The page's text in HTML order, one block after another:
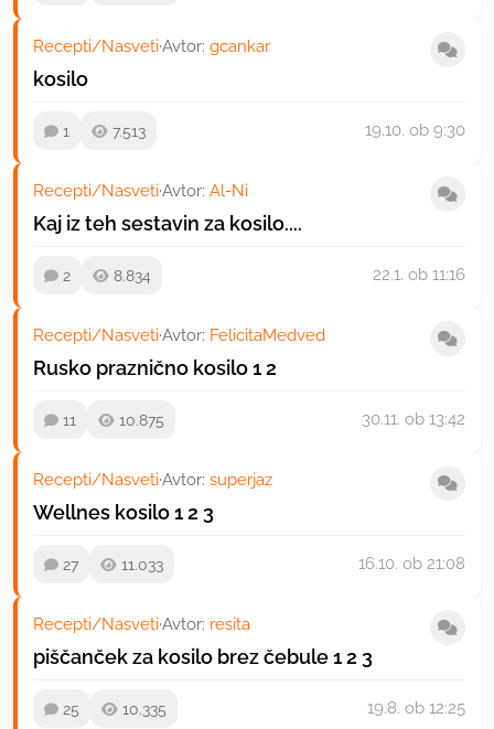
Recepti/Nasveti·Avtor: gcankar
kosilo
1 7.513 19.10. ob 9:30
Recepti/Nasveti·Avtor: Al-Ni
Kaj iz teh sestavin za kosilo....
2 8.834 22.1. ob 11:16
Recepti/Nasveti·Avtor: FelicitaMedved
Rusko praznično kosilo1 2
11 10.875 30.11. ob 13:42
Recepti/Nasveti·Avtor: superjaz
Wellnes kosilo1 2 3
27 11.033 16.10. ob 21:08
Recepti/Nasveti·Avtor: resita
piščanček za kosilo brez čebule1 2 3
25 10.335 19.8. ob 12:25